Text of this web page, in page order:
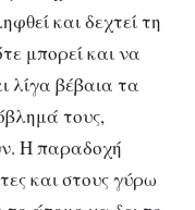
και δεχτεί τη
μπορεί και να
λίγα βέβαια τα
τους,
Η παραδοχή
και στους γύρω